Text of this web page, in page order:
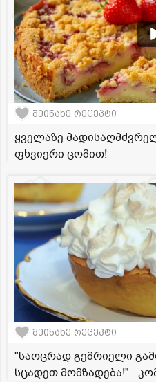
შეინახე რეცეპტი
ყველაზე
ფხვიერი ცომით!
შეინახე რეცეპტი
"საოცრად გემრიელი
სცადეთ მომზადება!" -